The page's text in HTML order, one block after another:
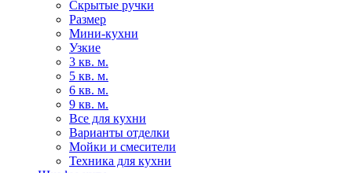
Скрытые ручки
Размер
Мини-кухни
Узкие
3 кв. м.
5 кв. м.
6 кв. м.
9 кв. м.
Все для кухни
Варианты отделки
Мойки и смесители
Техника для кухни